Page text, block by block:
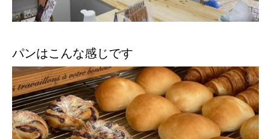
パンはこんな感じです